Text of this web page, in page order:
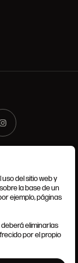
del sitio web y
la base de un
ejemplo, páginas
eliminarlas
por el propio